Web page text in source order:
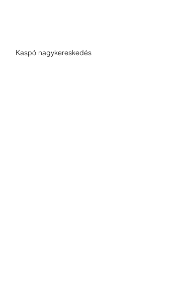
Kaspó nagykereskedés